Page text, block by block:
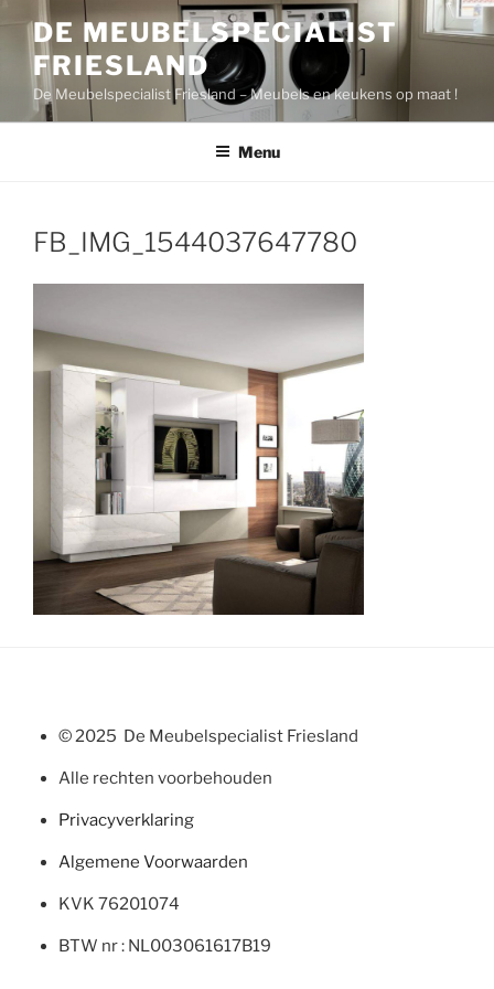
inhoud
DE MEUBELSPECIALIST
FRIESLAND
De Meubelspecialist Friesland – Meubels en keukens op maat !
Menu
FB_IMG_1544037647780
© 2025 De Meubelspecialist Friesland
Alle rechten voorbehouden
Privacyverklaring
Algemene Voorwaarden
KVK 76201074
BTW nr : NL003061617B19